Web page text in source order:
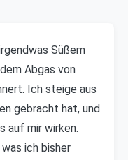
Süßem
Abgas von
Ich steige aus
gebracht hat, und
auf mir wirken.
ich bisher